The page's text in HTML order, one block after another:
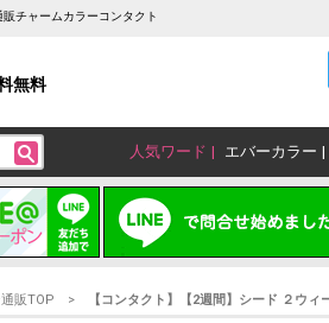
チャームカラーコンタクト
無料
人気ワード エバーカラー
販TOP 【コンタクト】【2週間】シード ２ウィ